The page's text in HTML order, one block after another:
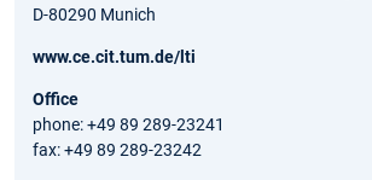
D-80290 Munich
www.ce.cit.tum.de/lti
Office
phone: +49 89 289-23241
fax: +49 89 289-23242